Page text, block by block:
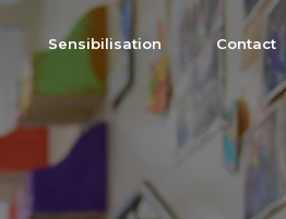
Sensibilisation Contact